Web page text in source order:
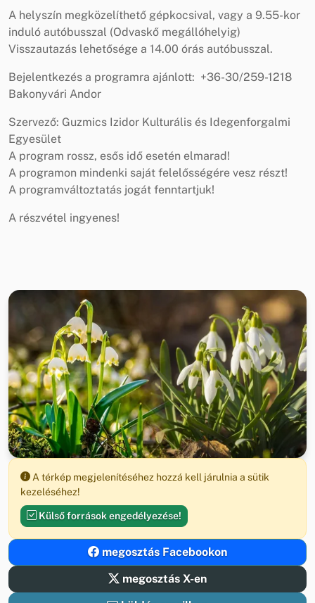
A helyszín megközelíthető gépkocsival, vagy a 9.55-kor
induló autóbusszal (Odvaskő megállóhelyig)
Visszautazás lehetősége a 14.00 órás autóbusszal.
Bejelentkezés a programra ajánlott: +36-30/259-1218
Bakonyvári Andor
Szervező: Guzmics Izidor Kulturális és Idegenforgalmi
Egyesület
A program rossz, esős idő esetén elmarad!
A programon mindenki saját felelősségére vesz részt!
A programváltoztatás jogát fenntartjuk!
A részvétel ingyenes!
A térkép megjelenítéséhez hozzá kell járulnia a sütik
kezeléséhez!
Külső források engedélyezése!
megosztás Facebookon
megosztás X-en